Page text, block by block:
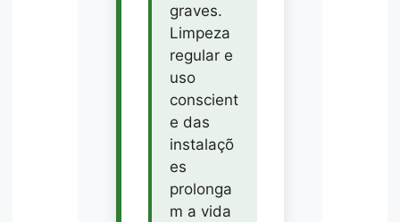
graves.
Limpeza
regular e
uso
conscient
e das
instalaçõ
es
prolonga
m a vida